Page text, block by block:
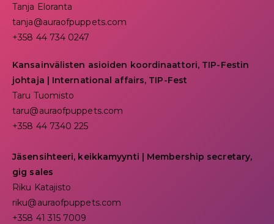
Tanja Eloranta
tanja@auraofpuppets.com
+358 44 734 0247
Kansainvälisten asioiden koordinaattori, TIP-Festin
johtaja | International affairs, TIP-Fest
Taru Tuomisto
taru@auraofpuppets.com
+358 44 7340 225
Jäsensihteeri, keikkamyynti | Membership secretary,
gig sales
Riku Katajisto
riku@auraofpuppets.com
+358 41 315 7009